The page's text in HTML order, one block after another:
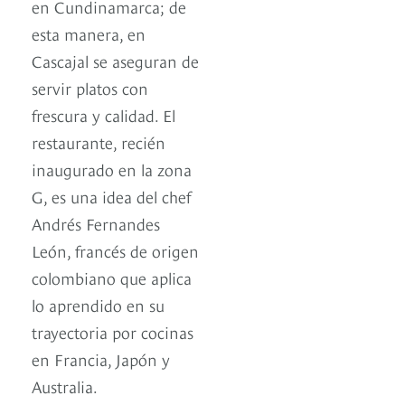
en Cundinamarca; de
esta manera, en
Cascajal se aseguran de
servir platos con
frescura y calidad. El
restaurante, recién
inaugurado en la zona
G, es una idea del chef
Andrés Fernandes
León, francés de origen
colombiano que aplica
lo aprendido en su
trayectoria por cocinas
en Francia, Japón y
Australia.